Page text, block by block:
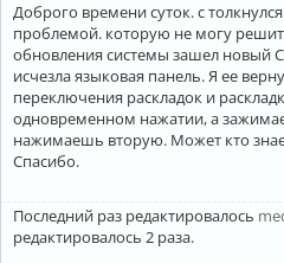
ц
и
я
Доброго времени суток. с
проблемой. которую не могу
обновления системы зашел новый
исчезла языковая панель. Я ее
переключения раскладок и
одновременном нажатии, а
нажимаешь вторую. Может кто
Спасибо.
Последний раз редактировалось
редактировалось 2 раза.